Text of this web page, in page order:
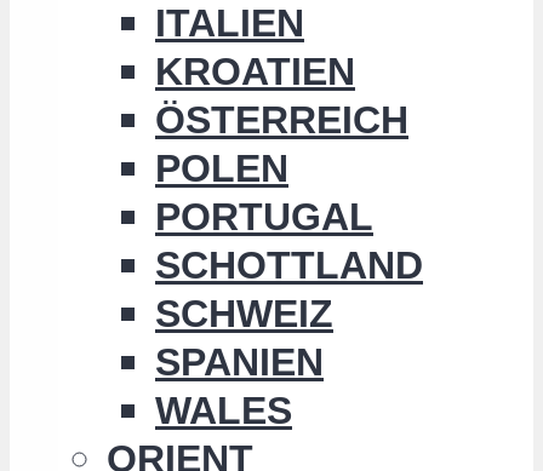
ITALIEN
KROATIEN
ÖSTERREICH
POLEN
PORTUGAL
SCHOTTLAND
SCHWEIZ
SPANIEN
WALES
ORIENT